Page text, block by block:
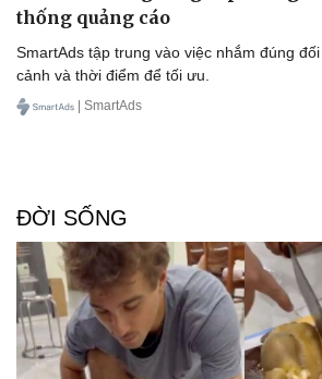
Pháp luật
Vụ án
Quân
Vũ khí
thống quảng cáo
SmartAds tập trung vào việc nhắm đúng
cảnh và thời điểm để tối ưu.
| SmartAds
ĐỜI SỐNG